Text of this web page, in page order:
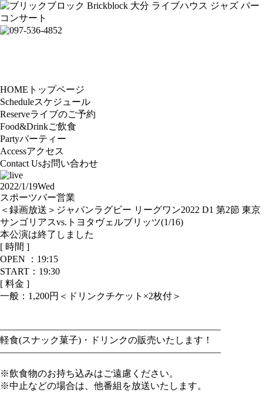
HOME トップページ
Scheduleスケジュール
Reserveライブのご予約
Food&Drinkご飲食
Partyパーティー
Accessアクセス
Contact Usお問い合わせ
2022/1/19Wed
スポーツバー営業
＜録画放送＞ジャパンラグビー リーグワン2022 D1 第2節 東京
サンゴリアスvs.トヨタヴェルブリッツ(1/16)
本公演は終了しました
[ 時間 ]
OPEN ： 19:15
START：19:30
[ 料金 ]
一般： 1,200円＜ドリンクチケット×2枚付＞
———————————————————————–
軽食(スナック菓子)・ドリンクの販売いたします！
———————————————————————–
※飲食物のお持ち込みはご遠慮ください。
※中止などの場合は、他番組を放送いたします。